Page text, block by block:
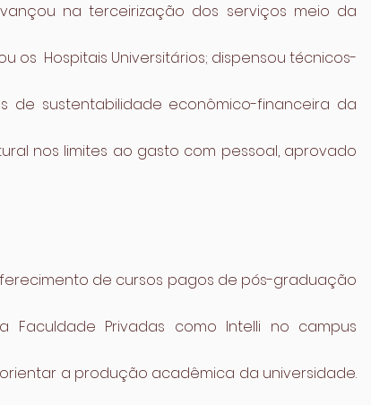
na terceirização dos serviços meio da
os  Hospitais Universitários; dispensou técnicos-
de sustentabilidade econômico-financeira da
nos limites ao gasto com pessoal, aprovado
de cursos pagos de pós-graduação
Faculdade Privadas como Intelli no campus
a produção acadêmica da universidade.